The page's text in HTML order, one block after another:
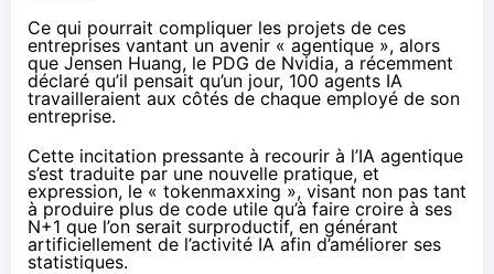
Ce qui pourrait compliquer les projets de ces
entreprises vantant un avenir « agentique », alors
que Jensen Huang, le PDG de Nvidia, a récemment
déclaré qu’il pensait qu’un jour, 100 agents IA
travailleraient aux côtés de chaque employé de son
entreprise.
Cette incitation pressante à recourir à l’IA agentique
s’est traduite par une nouvelle pratique, et
expression, le « tokenmaxxing », visant non pas tant
à produire plus de code utile qu’à faire croire à ses
N+1 que l’on serait surproductif, en générant
artificiellement de l’activité IA afin d’améliorer ses
statistiques.